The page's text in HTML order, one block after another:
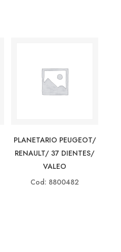
PLANETARIO PEUGEOT/
RENAULT/ 37 DIENTES/
VALEO
Cod: 8800482